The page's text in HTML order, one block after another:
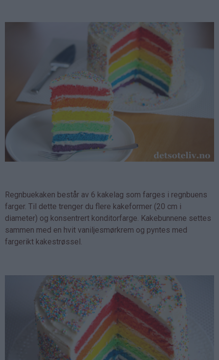
Regnbuekaken består av 6 kakelag som farges i regnbuens
farger. Til dette trenger du flere kakeformer (20 cm i
diameter) og konsentrert konditorfarge. Kakebunnene settes
sammen med en hvit vaniljesmørkrem og pyntes med
fargerikt kakestrøssel.